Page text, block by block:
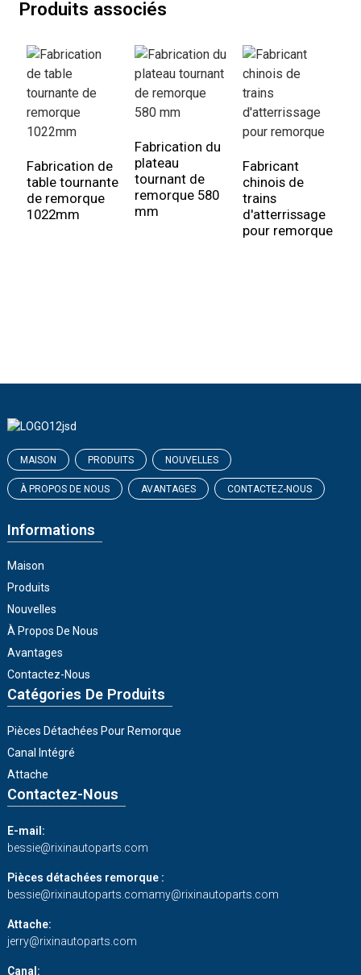
Produits associés
Fabrication de
table tournante
de remorque
1022mm
Fabrication du
plateau
tournant de
remorque 580
mm
Fabricant
chinois de
trains
d'atterrissage
pour remorque
MAISON PRODUITS NOUVELLES
À PROPOS DE NOUS AVANTAGES CONTACTEZ-NOUS
Informations
Maison
Produits
Nouvelles
À Propos De Nous
Avantages
Contactez-Nous
Catégories De Produits
Pièces Détachées Pour Remorque
Canal Intégré
Attache
Contactez-Nous
E-mail:
bessie@rixinautoparts.com
Pièces détachées remorque :
bessie@rixinautoparts.comamy@rixinautoparts.com
Attache:
jerry@rixinautoparts.com
Canal: